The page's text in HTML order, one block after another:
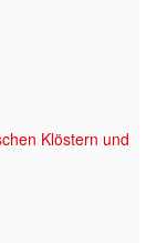
Klöstern und